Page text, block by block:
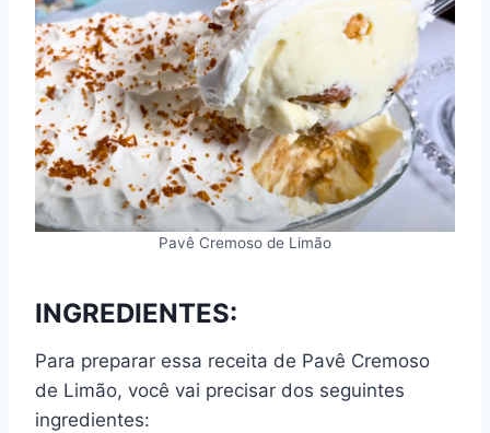
Pavê Cremoso de Limão
INGREDIENTES:
Para preparar essa receita de Pavê Cremoso
de Limão, você vai precisar dos seguintes
ingredientes: